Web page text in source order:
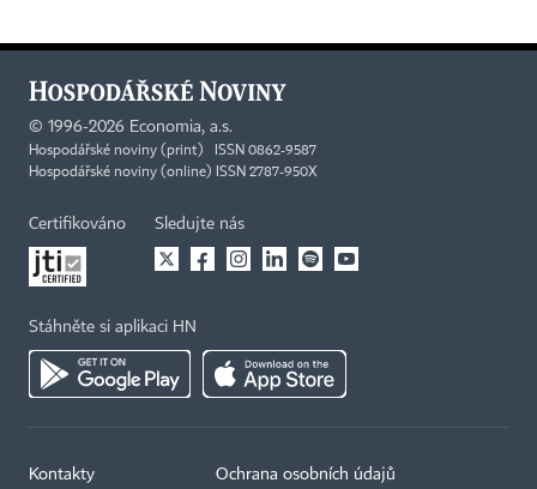
© 1996-2026 Economia, a.s.
Hospodářské noviny (print) ISSN 0862-9587
Hospodářské noviny (online) ISSN 2787-950X
Certifikováno Sledujte nás
Stáhněte si aplikaci HN
Kontakty Ochrana osobních údajů